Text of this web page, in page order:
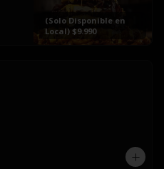
(Solo Disponible en
Local) $9.990